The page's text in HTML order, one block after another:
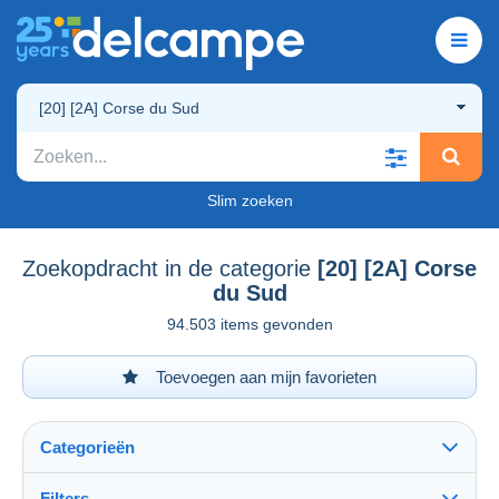
[20] [2A] Corse du Sud
Slim zoeken
Zoekopdracht in de categorie [20] [2A] Corse
du Sud
94.503 items gevonden
Toevoegen aan mijn favorieten
Categorieën